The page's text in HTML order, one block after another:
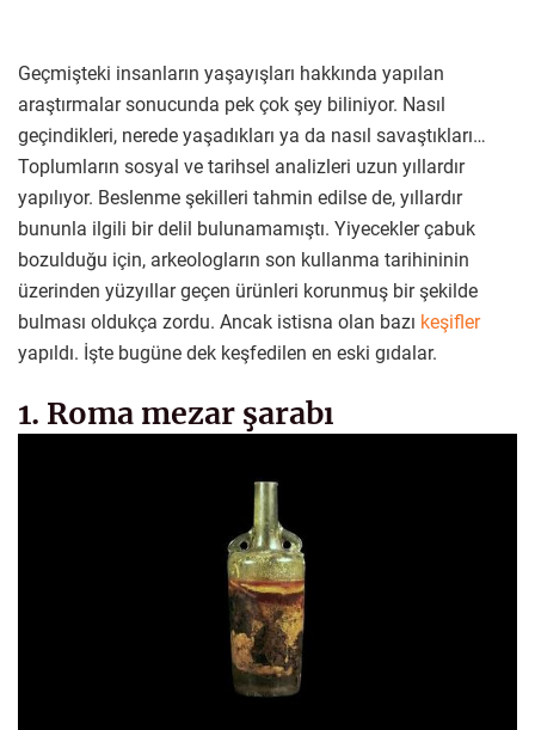
Geçmişteki insanların yaşayışları hakkında yapılan
araştırmalar sonucunda pek çok şey biliniyor. Nasıl
geçindikleri, nerede yaşadıkları ya da nasıl savaştıkları…
Toplumların sosyal ve tarihsel analizleri uzun yıllardır
yapılıyor. Beslenme şekilleri tahmin edilse de, yıllardır
bununla ilgili bir delil bulunamamıştı. Yiyecekler çabuk
bozulduğu için, arkeologların son kullanma tarihininin
üzerinden yüzyıllar geçen ürünleri korunmuş bir şekilde
bulması oldukça zordu. Ancak istisna olan bazı keşifler
yapıldı. İşte bugüne dek keşfedilen en eski gıdalar.
1. Roma mezar şarabı